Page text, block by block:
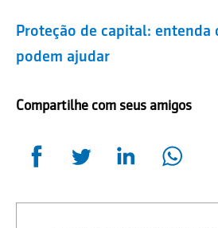
Proteção de capital: entenda
podem ajudar
Compartilhe com seus amigos